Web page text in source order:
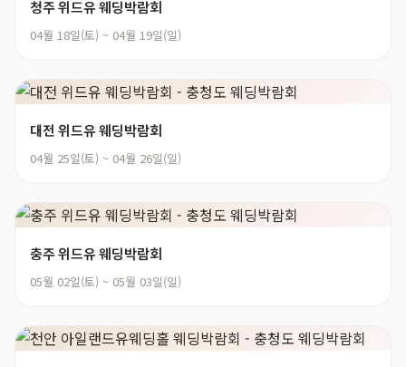
청주 위드유 웨딩박람회
04월 18일(토) ~ 04월 19일(일)
대전 위드유 웨딩박람회
04월 25일(토) ~ 04월 26일(일)
충주 위드유 웨딩박람회
05월 02일(토) ~ 05월 03일(일)